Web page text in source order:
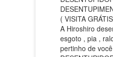
( VISITA
A Hiroshiro
esgoto , pia ,
pertinho de